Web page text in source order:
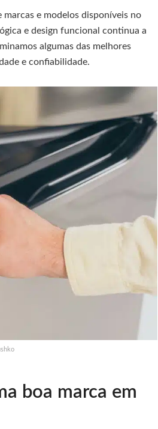
marcas e modelos disponíveis no
e design funcional continua a
algumas das melhores
e confiabilidade.
boa marca em